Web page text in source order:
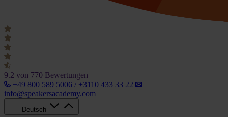
9.2 von 770 Bewertungen
+49 800 589 5006 / +3110 433 33 22
info@speakersacademy.com
Deutsch